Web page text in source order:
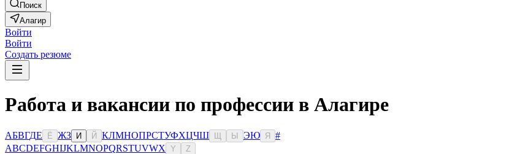
Поиск
Алагир
Войти
Войти
Создать резюме
Работа и вакансии по профессии в Алагире
АБВГДЕ Ё ЖЗ И Й КЛМНОПРСТУФХЦЧШ Ы ЭЮ Я
#
ABCDEFGHIJKLMNOPQRSTUVWX Y Z